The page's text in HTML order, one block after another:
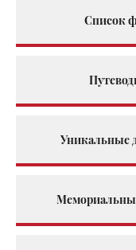
Список
Уникальные